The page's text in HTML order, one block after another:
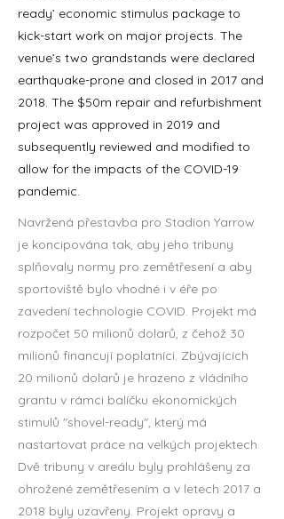
ready’ economic stimulus package to
kick-start work on major projects. The
venue’s two grandstands were declared
earthquake-prone and closed in 2017 and
2018. The $50m repair and refurbishment
project was approved in 2019 and
subsequently reviewed and modified to
allow for the impacts of the COVID-19
pandemic.
Navržená přestavba pro Stadion Yarrow
je koncipována tak, aby jeho tribuny
splňovaly normy pro zemětřesení a aby
sportoviště bylo vhodné i v éře po
zavedení technologie COVID. Projekt má
rozpočet 50 milionů dolarů, z čehož 30
milionů financují poplatníci. Zbývajících
20 milionů dolarů je hrazeno z vládního
grantu v rámci balíčku ekonomických
stimulů "shovel-ready", který má
nastartovat práce na velkých projektech.
Dvě tribuny v areálu byly prohlášeny za
ohrožené zemětřesením a v letech 2017 a
2018 byly uzavřeny. Projekt opravy a